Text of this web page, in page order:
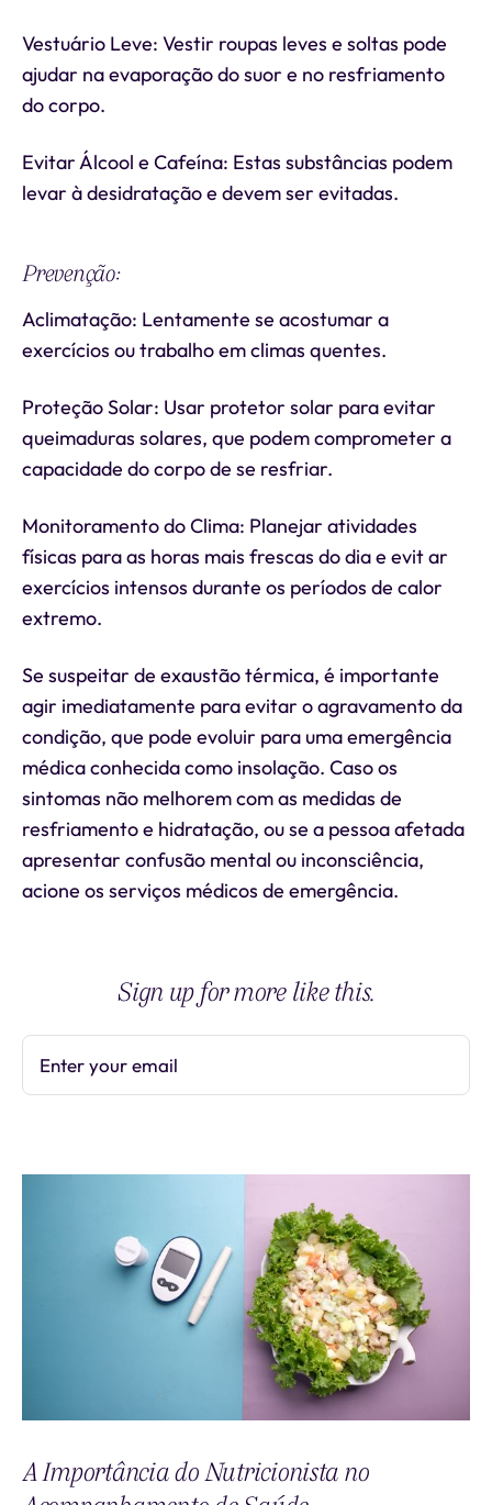
Vestuário Leve: Vestir roupas leves e soltas pode
ajudar na evaporação do suor e no resfriamento
do corpo.
Evitar Álcool e Cafeína: Estas substâncias podem
levar à desidratação e devem ser evitadas.
Prevenção:
Aclimatação: Lentamente se acostumar a
exercícios ou trabalho em climas quentes.
Proteção Solar: Usar protetor solar para evitar
queimaduras solares, que podem comprometer a
capacidade do corpo de se resfriar.
Monitoramento do Clima: Planejar atividades
físicas para as horas mais frescas do dia e evit ar
exercícios intensos durante os períodos de calor
extremo.
Se suspeitar de exaustão térmica, é importante
agir imediatamente para evitar o agravamento da
condição, que pode evoluir para uma emergência
médica conhecida como insolação. Caso os
sintomas não melhorem com as medidas de
resfriamento e hidratação, ou se a pessoa afetada
apresentar confusão mental ou inconsciência,
acione os serviços médicos de emergência.
Sign up for more like this.
Enter your email
A Importância do Nutricionista no